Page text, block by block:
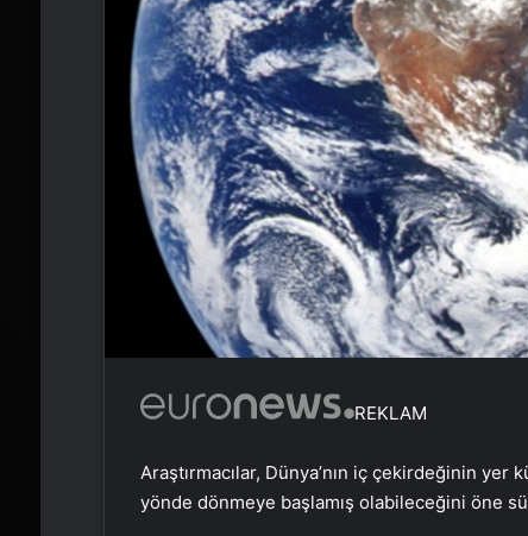
REKLAM
Araştırmacılar, Dünya’nın iç çekirdeğinin
yönde dönmeye başlamış olabileceğini öne